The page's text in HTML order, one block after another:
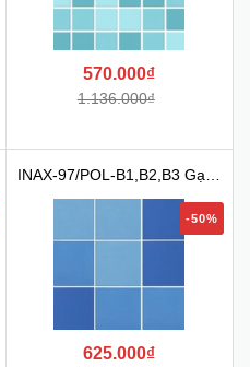
570.000₫
1.136.000₫
INAX-97/POL-B1,B2,B3 Gạch
-50%
625.000₫